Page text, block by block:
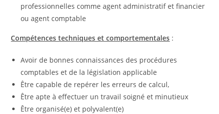
professionnelles comme agent administratif et financier
ou agent comptable
Compétences techniques et comportementales :
Avoir de bonnes connaissances des procédures
comptables et de la législation applicable
Être capable de repérer les erreurs de calcul,
Être apte à effectuer un travail soigné et minutieux
Être organisé(e) et polyvalent(e)